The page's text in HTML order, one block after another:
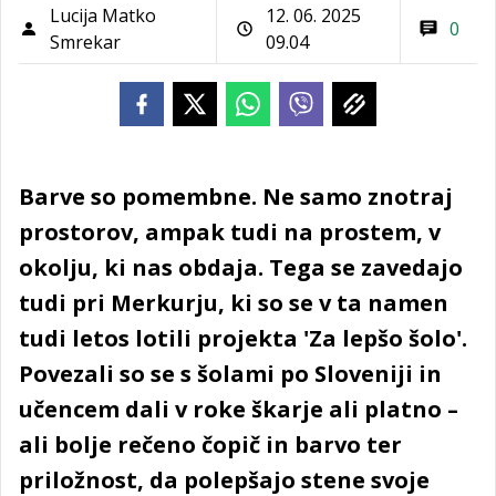
Lucija Matko
Smrekar
12. 06. 2025
09.04
0
Barve so pomembne. Ne samo znotraj
prostorov, ampak tudi na prostem, v
okolju, ki nas obdaja. Tega se zavedajo
tudi pri Merkurju, ki so se v ta namen
tudi letos lotili projekta 'Za lepšo šolo'.
Povezali so se s šolami po Sloveniji in
učencem dali v roke škarje ali platno –
ali bolje rečeno čopič in barvo ter
priložnost, da polepšajo stene svoje